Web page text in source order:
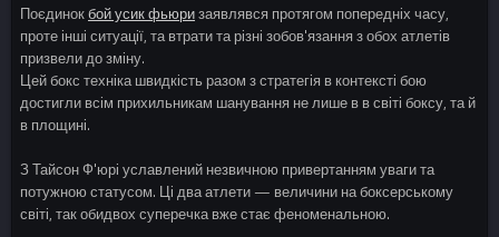
Поєдинокбой усик фьюризаявлявся протягом попередніх часу,
проте інші ситуації, та втрати та різні зобов'язання з обох атлетів
призвели до зміну.
Цей бокс техніка швидкість разом з стратегія в контексті бою
достигли всім прихильникам шанування не лише в в світі боксу, та й
в площині.
З Тайсон Ф'юрі уславлений незвичною привертанням уваги та
потужною статусом. Ці два атлети — величини на боксерському
світі, так обидвох суперечка вже стає феноменальною.